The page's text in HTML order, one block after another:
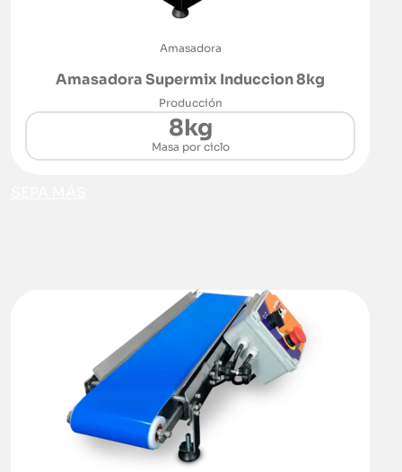
Amasadora
Amasadora Supermix Induccion 8kg
Producción
8kg
Masa por ciclo